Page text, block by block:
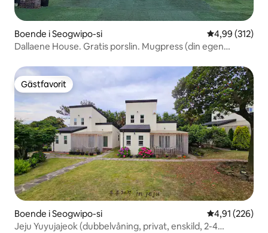
Boende i Seogwipo-si 4,99 av 5 i
4,99 (312)
Dallaene House. Gratis porslin. Mugpress (din egen
utsikt över Hallasan
Gästfavorit
Gästfavorit
Boende i Seogwipo-si 4,91 av 5 i
4,91 (226)
Jeju Yuyujajeok (dubbelvåning, privat, enskild, 2-4